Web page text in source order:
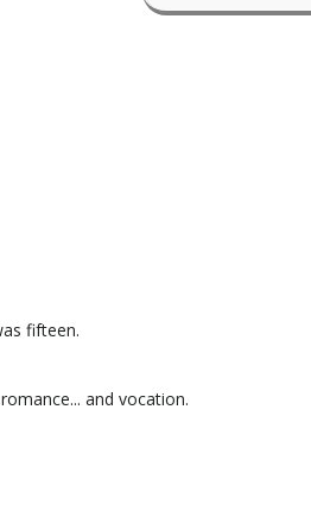
fifteen.
and vocation.